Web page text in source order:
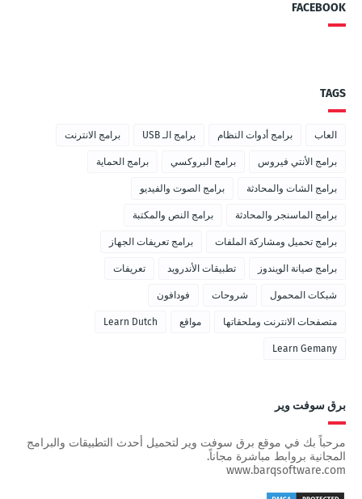
FACEBOOK
TAGS
العاب برامج أدوات النظام برامج الـ USB برامج الانترنت
برامج الأنتي فيروس برامج البروكسي برامج الحماية
برامج الشات والمحادثة برامج الصوت والفيديو
برامج الماسنجر والمحادثة برامج النص والمكتبة
برامج تحميل ومشاركة الملفات برامج تعريفات الجهاز
برامج صيانة الويندوز تطبيقات الأندرويد تعريفات
شبكات المحمول شروحات فودافون
متصفحات الانترنت وملحقاتها مواقع Learn Dutch
Learn Gemany
برق سوفت وير
مرحباً بك في موقع برق سوفت وير لتحميل أحدث التطبيقات والبرامج
المجانية بروابط مباشرة مجاناً.
www.barqsoftware.com